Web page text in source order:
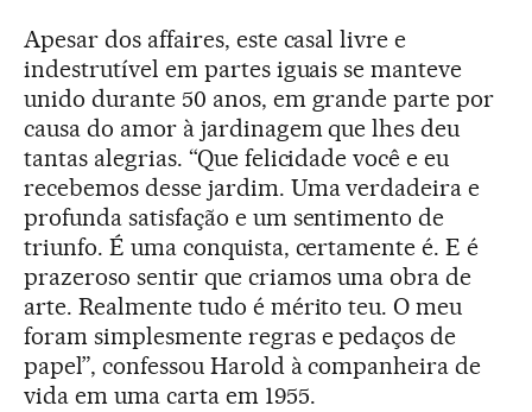
Apesar dos affaires, este casal livre e
indestrutível em partes iguais se manteve
unido durante 50 anos, em grande parte por
causa do amor à jardinagem que lhes deu
tantas alegrias. “Que felicidade você e eu
recebemos desse jardim. Uma verdadeira e
profunda satisfação e um sentimento de
triunfo. É uma conquista, certamente é. E é
prazeroso sentir que criamos uma obra de
arte. Realmente tudo é mérito teu. O meu
foram simplesmente regras e pedaços de
papel”, confessou Harold à companheira de
vida em uma carta em 1955.